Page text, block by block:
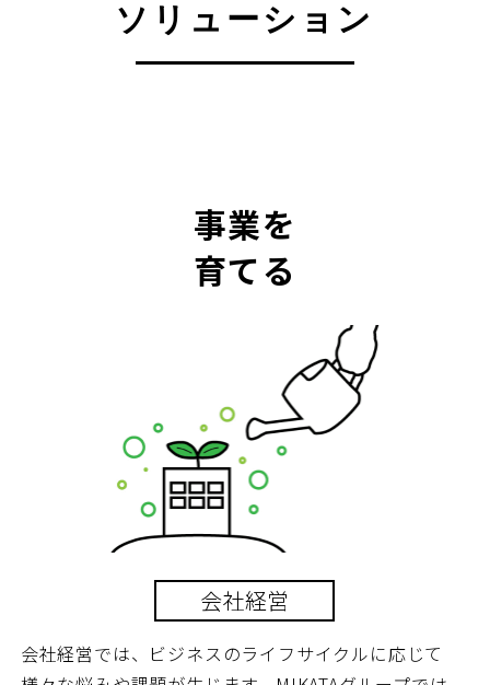
ソリューション
事業を
育てる
会社経営
会社経営では、ビジネスのライフサイクルに応じて